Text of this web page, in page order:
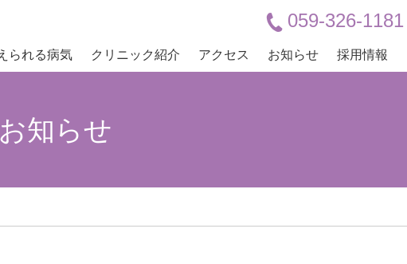
られる病気 クリニック紹介 アクセス お知らせ 採用情報
059-326-1181
お知らせ